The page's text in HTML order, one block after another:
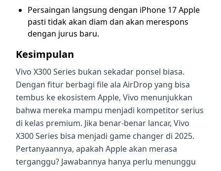
Persaingan langsung dengan iPhone 17 Apple
pasti tidak akan diam dan akan merespons
dengan jurus baru.
Kesimpulan
Vivo X300 Series bukan sekadar ponsel biasa.
Dengan fitur berbagi file ala AirDrop yang bisa
tembus ke ekosistem Apple, Vivo menunjukkan
bahwa mereka mampu menjadi kompetitor serius
di kelas premium. Jika benar-benar lancar, Vivo
X300 Series bisa menjadi game changer di 2025.
Pertanyaannya, apakah Apple akan merasa
terganggu? Jawabannya hanya perlu menunggu